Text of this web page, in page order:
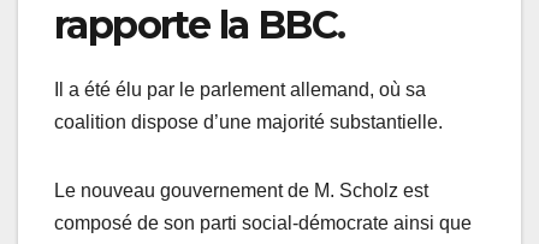
rapporte la BBC.
Il a été élu par le parlement allemand, où sa
coalition dispose d’une majorité substantielle.
Le nouveau gouvernement de M. Scholz est
composé de son parti social-démocrate ainsi que